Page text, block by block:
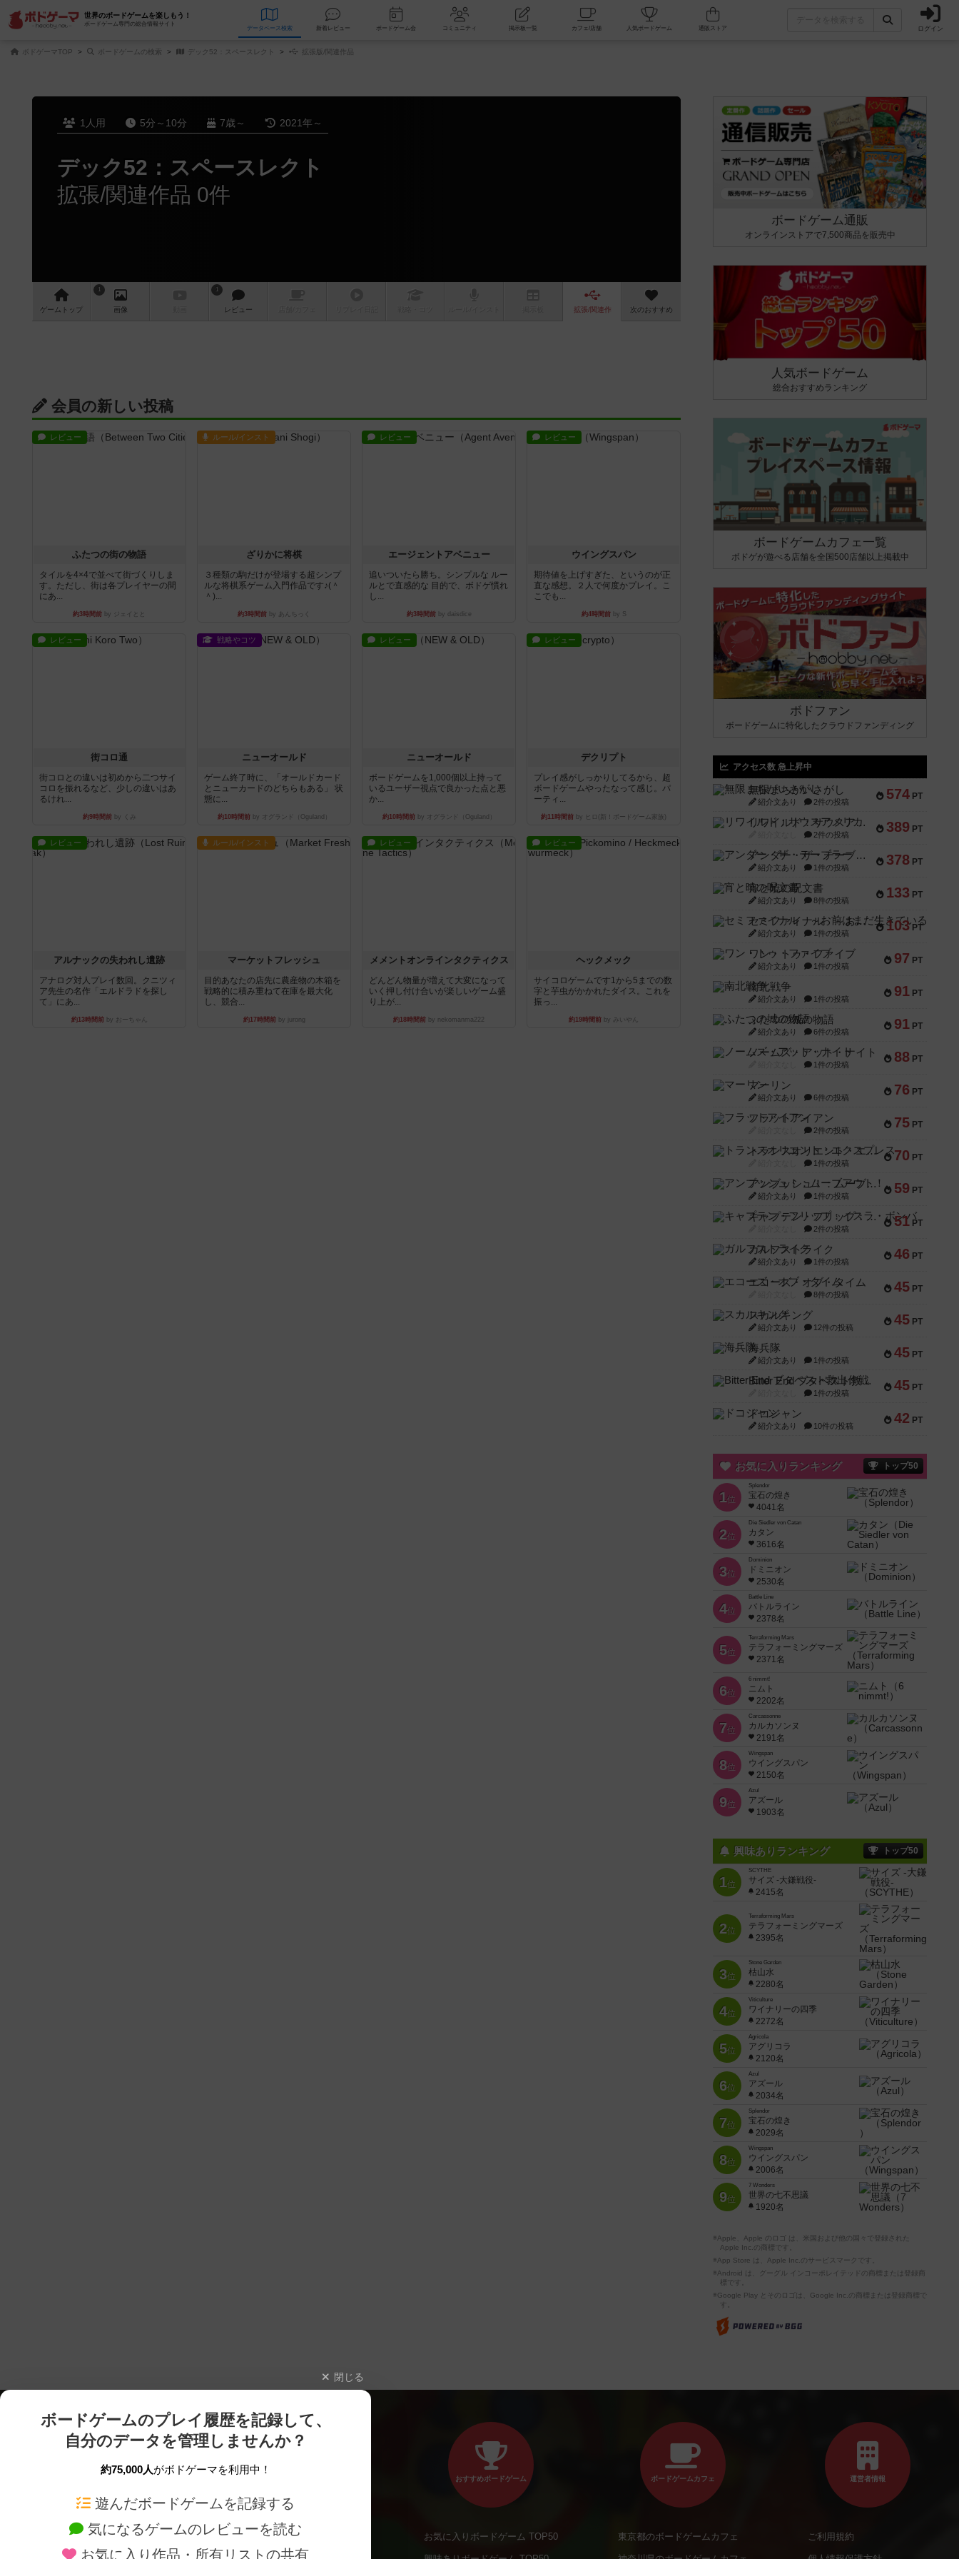
世界のボードゲームを楽しもう！
ボードゲーム専門の総合情報サイト
データベース 検索 新着レビュー ボードゲーム会 コミュニティ 掲示板一覧 カフェ/店舗 人気ボードゲーム ログイン
ボドゲーマTOP ボードゲームの検索 デック52：スペースレクト 拡張版/関連作品
1人用 5分～10分 7歳～ 2021年～
デック52：スペースレクト
拡張/関連作品 0件
ゲーム トップ
1
画像
1
レビュー 拡張/関連作 次のおすすめ
会員の新しい投稿
レビュー
ふたつの街の物語
タイルを4×4で並べて街づくりしま
す。ただし、街は各プレイヤーの間
にあ...
約3時間前 by ジェイとと
ルール/インスト
ざりかに将棋
３種類の駒だけが登場する超シンプ
ルな将棋系ゲーム入門作品です♪(＾
＾)...
約3時間前 by あんちっく
レビュー
エージェントアベニュー
追いついたら勝ち。シンプルな ルー
ルとで直感的な 目的で、ボドゲ慣れ
し...
約3時間前by daisdice
レビュー
ウイングスパン
期待値を上げすぎた、というのが正
直な感想。２人で何度かプレイ。こ
こでも...
約4時間前by S
レビュー
街コロ通
街コロとの違いは初めから二つサイ
コロを振れるなど、少しの違いはあ
るけれ...
約9時間前by くみ
戦略やコツ
ニューオールド
ゲーム終了時に、「オールドカード
とニューカードのどちらもある」 状
態に...
約10時間前by オグランド（Oguland）
レビュー
ニューオールド
ボードゲームを1,000個以上持って
いるユーザー視点で良かった点と悪
か...
約10時間前by オグランド（Oguland）
レビュー
デクリプト
プレイ感がしっかりしてるから、超
ボードゲームやったなって感じ。パ
ーティ...
約11時間前 by ヒロ(新！ボードゲーム家族)
レビュー
アルナックの失われし遺跡
アナログ対人プレイ数回。クニツィ
ア先生の名作「エルドラドを探し
て」にあ...
約13時間前by おーちゃん
ルール/インスト
マーケットフレッシュ
目的あなたの店先に農産物の木箱を
戦略的に積み重ねて在庫を最大化
し、競合...
約17時間前by jurong
レビュー
メメントオンラインタクティクス
どんどん物量が増えて大変になって
いく押し付け合いが楽しいゲーム盛
り上が...
約18時間前 by nekomanma222
レビュー
ヘックメック
サイコロゲームです1から5までの数
字と芋虫がかかれたダイス。これを
振っ...
約19時間前 by みいやん
ボードゲーム通販
オンラインストアで7,500商品を販売中
人気ボードゲーム
総合おすすめランキング
ボードゲームカフェ一覧
ボドゲが遊べる店舗を全国500店舗以上掲載中
ボドファン
ボードゲームに特化したクラウドファンディング
アクセス数 急上昇中
574 PT
無限まちがいさがし
紹介文あり 2件の投稿
389 PT
リワイルド：サウスアメリカ
2件の投稿
378 PT
アンダー・ザ・テーブラー
紹介文あり 1件の投稿
133 PT
宵と暁の呪文書
紹介文あり 8件の投稿
103 PT
セミファイナル ～お前はまだ生きている～
紹介文あり 1件の投稿
97 PT
ワン・トゥ・ファイブ
紹介文あり 1件の投稿
91 PT
南北戦争
紹介文あり 1件の投稿
91 PT
ふたつの城の物語
紹介文あり 6件の投稿
88 PT
ノームズ・アット・ナイト
1件の投稿
76 PT
マーリン
紹介文あり 6件の投稿
75 PT
フラットアイアン
2件の投稿
70 PT
トランスオリエント・エクスプレス
1件の投稿
59 PT
アンブッシュ！：ムーブアウト！
紹介文あり 1件の投稿
51 PT
キャプテン・フリップ：イスラ・ボンバ
2件の投稿
46 PT
ガルフストライク
紹介文あり 1件の投稿
45 PT
エコーズ・オブ・タイム
8件の投稿
45 PT
スカルキング
紹介文あり 12件の投稿
45 PT
海兵隊
紹介文あり 1件の投稿
45 PT
Bitter End ブタペスト救出作戦
1件の投稿
42 PT
ドコジャン
紹介文あり 10件の投稿
お気に入りランキング トップ50
1位
Splendor
宝石の煌き
4041名
2位
Die Siedler von Catan
カタン
3616名
3位
Dominion
ドミニオン
2530名
4位
Battle Line
バトルライン
2378名
5位
Terraforming Mars
テラフォーミングマーズ
2371名
6位
6 nimmt!
ニムト
2202名
7位
Carcassonne
カルカソンヌ
2191名
8位
Wingspan
ウイングスパン
2150名
9位
Azul
アズール
1903名
興味ありランキング トップ50
1位
SCYTHE
サイズ -大鎌戦役-
2415名
2位
Terraforming Mars
テラフォーミングマーズ
2395名
3位
Stone Garden
枯山水
2280名
4位
Viticulture
ワイナリーの四季
2272名
5位
Agricola
アグリコラ
2120名
6位
Azul
アズール
2034名
7位
Splendor
宝石の煌き
2029名
8位
Wingspan
ウイングスパン
2006名
9位
7 Wonders
世界の七不思議
1920名
※Apple、Apple のロゴ は、米国および他の国々で登録された
Apple Inc.の商標です。
※App Store は、Apple Inc.のサービスマークです。
※Android は、グーグル インコーポレイテッドの商標または登録商
標です。
※Google Play とそのロゴは、Google Inc.の商標または登録商標で
す。
閉じる
ボードゲームのプレイ履歴を記録して、
自分のデータを管理しませんか？
約75,000人がボドゲーマを利用中！
遊んだボードゲームを記録する
気になるゲームのレビューを読む
お気に入り作品・所有リストの共有
ボードゲームを検索する 新作・再入荷情報
おすすめボードゲーム
お気に入りボードゲーム TOP50
ボードゲームカフェ
東京都のボードゲームカフェ
運営者情報
ご利用規約